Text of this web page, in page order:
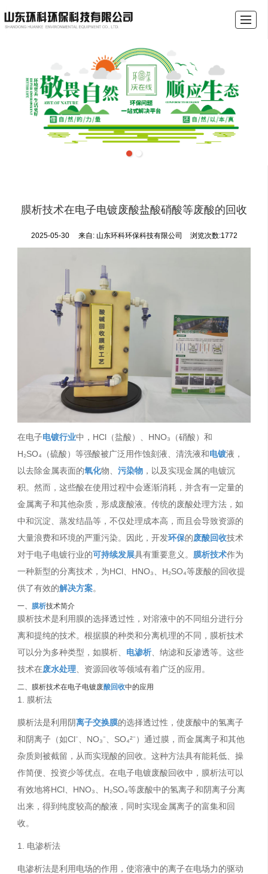
行业资讯成功案例
膜析技术在电子电镀废酸盐酸硝酸等废酸的回收
2025-05-30 来自: 山东环科环保科技有限公司 浏览次数:1772
在电子电镀行业中，HCl（盐酸）、HNO₃（硝酸）和
H₂SO₄（硫酸）等强酸被广泛用作蚀刻液、清洗液和电镀液，
以去除金属表面的氧化物、污染物 ，以及实现金属的电镀沉
积。然而，这些酸在使用过程中会逐渐消耗，并含有一定量的
金属离子和其他杂质，形成废酸液。传统的废酸处理方法，如
中和沉淀、蒸发结晶等，不仅处理成本高，而且会导致资源的
大量浪费和环境的严重污染。因此，开发环保的废酸回收技术
对于电子电镀行业的可持续发展具有重要意义。 膜析技术作为
一种新型的分离技术，为HCl、HNO₃、H₂SO₄等废酸的回收提
供了有效的解决方案。
一、膜析技术简介
膜析技术是利用膜的选择透过性，对溶液中的不同组分进行分
离和提纯的技术。根据膜的种类和分离机理的不同，膜析技术
可以分为多种类型，如膜析、 电渗析 、纳滤和反渗透等。这些
技术在废水处理 、资源回收等领域有着广泛的应用。
二、膜析技术在电子电镀废酸回收中的应用
1. 膜析法
膜析法是利用阴离子交换膜的选择透过性，使废酸中的氢离子
和阴离子（如Cl⁻、NO₃⁻、SO₄²⁻）通过膜，而金属离子和其他
杂质则被截留，从而实现酸的回收。这种方法具有能耗低、操
作简便、投资少等优点。在电子电镀废酸回收中，膜析法可以
有效地将HCl、HNO₃、H₂SO₄等废酸中的氢离子和阴离子分离
出来，得到纯度较高的酸液，同时实现金属离子的富集和回
收。
1. 电渗析法
电渗析法是利用电场的作用，使溶液中的离子在电场力的驱动